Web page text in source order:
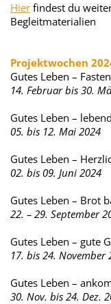
Hier findest du
Begleitmaterialien
Projektwochen
Gutes Leben –
14. Februar bis 30.
Gutes Leben –
05. bis 12. Mai 2024
Gutes Leben –
02. bis 09. Juni 2024
Gutes Leben – Brot
22. – 29. September
Gutes Leben – gute
17. bis 24. November
Gutes Leben –
30. Nov. bis 24. Dez.